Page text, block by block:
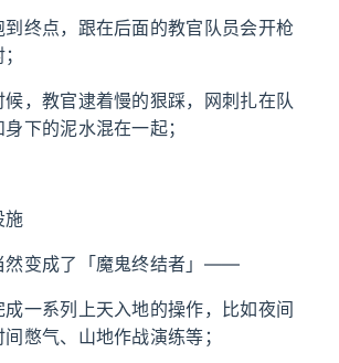
终点，跟在后面的教官队员会开枪
，教官逮着慢的狠踩，网刺扎在队
下的泥水混在一起；
施
然变成了「魔鬼终结者」——
一系列上天入地的操作，比如夜间
憋气、山地作战演练等；